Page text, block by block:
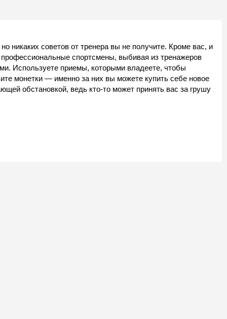
никаких советов от тренера вы не получите. Кроме вас, и
спортсмены, выбивая из тренажеров
Используете приемы, которыми владеете, чтобы
монетки — именно за них вы можете купить себе новое
обстановкой, ведь кто-то может принять вас за грушу